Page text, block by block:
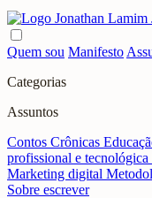
Quem sou Manifesto
Categorias
Assuntos
Contos Crônicas
profissional e tecnológica
Marketing digital
Sobre escrever